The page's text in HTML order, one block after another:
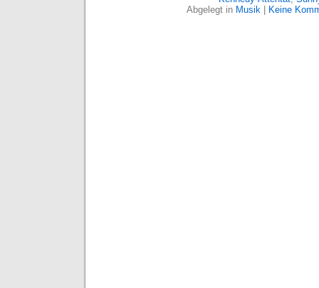
Abgelegt in Musik| Keine